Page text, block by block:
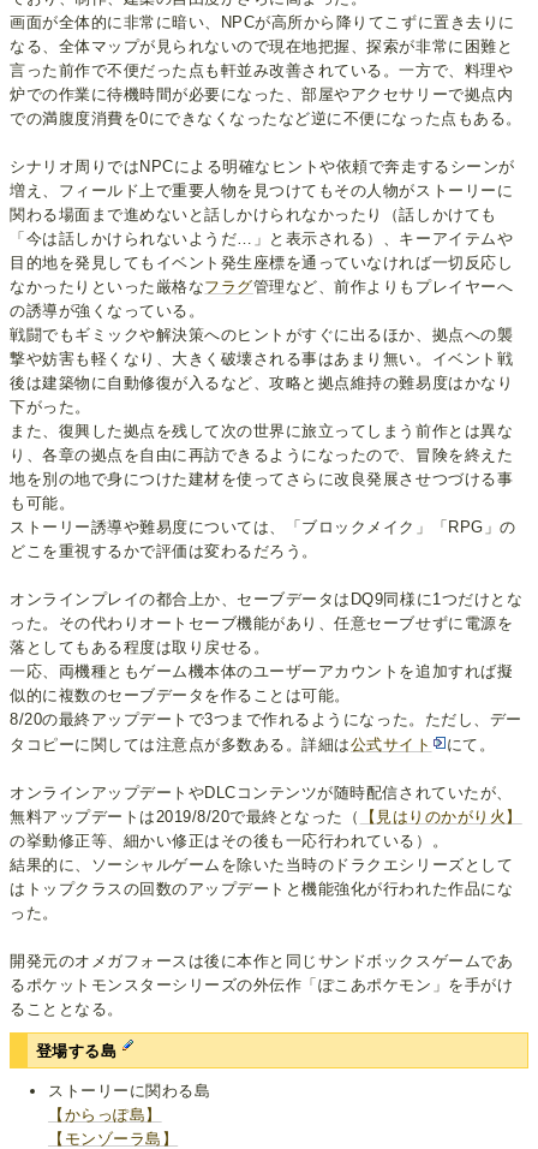
画面が全体的に非常に暗い、NPCが高所から降りてこずに置き去りに
なる、全体マップが見られないので現在地把握、探索が非常に困難と
言った前作で不便だった点も軒並み改善されている。一方で、料理や
炉での作業に待機時間が必要になった、部屋やアクセサリーで拠点内
での満腹度消費を0にできなくなったなど逆に不便になった点もある。
シナリオ周りではNPCによる明確なヒントや依頼で奔走するシーンが
増え、フィールド上で重要人物を見つけてもその人物がストーリーに
関わる場面まで進めないと話しかけられなかったり（話しかけても
「今は話しかけられないようだ…」と表示される）、キーアイテムや
目的地を発見してもイベント発生座標を通っていなければ一切反応し
なかったりといった厳格なフラグ管理など、前作よりもプレイヤーへ
の誘導が強くなっている。
戦闘でもギミックや解決策へのヒントがすぐに出るほか、拠点への襲
撃や妨害も軽くなり、大きく破壊される事はあまり無い。イベント戦
後は建築物に自動修復が入るなど、攻略と拠点維持の難易度はかなり
下がった。
また、復興した拠点を残して次の世界に旅立ってしまう前作とは異な
り、各章の拠点を自由に再訪できるようになったので、冒険を終えた
地を別の地で身につけた建材を使ってさらに改良発展させつづける事
も可能。
ストーリー誘導や難易度については、「ブロックメイク」「RPG」の
どこを重視するかで評価は変わるだろう。
オンラインプレイの都合上か、セーブデータはDQ9同様に1つだけとな
った。その代わりオートセーブ機能があり、任意セーブせずに電源を
落としてもある程度は取り戻せる。
一応、両機種ともゲーム機本体のユーザーアカウントを追加すれば擬
似的に複数のセーブデータを作ることは可能。
8/20の最終アップデートで3つまで作れるようになった。ただし、デー
タコピーに関しては注意点が多数ある。詳細は公式サイト にて。
オンラインアップデートやDLCコンテンツが随時配信されていたが、
無料アップデートは2019/8/20で最終となった（
【見はりのかがり火】
の挙動修正等、細かい修正はその後も一応行われている）。
結果的に、ソーシャルゲームを除いた当時のドラクエシリーズとして
はトップクラスの回数のアップデートと機能強化が行われた作品にな
った。
開発元のオメガフォースは後に本作と同じサンドボックスゲームであ
るポケットモンスターシリーズの外伝作「ぽこあポケモン」を手がけ
ることとなる。
登場する島
ストーリーに関わる島
【からっぽ島】
【モンゾーラ島】